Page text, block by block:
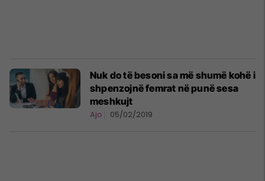
Nuk do të besoni sa më shumë kohë i
shpenzojnë femrat në punë sesa
meshkujt
Ajo 05/02/2019